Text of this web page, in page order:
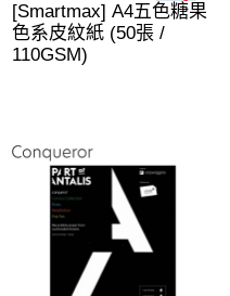
[Smartmax] A4五色糖果
色系皮紋紙 (50張 /
110GSM)